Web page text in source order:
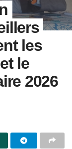
les
le
2026